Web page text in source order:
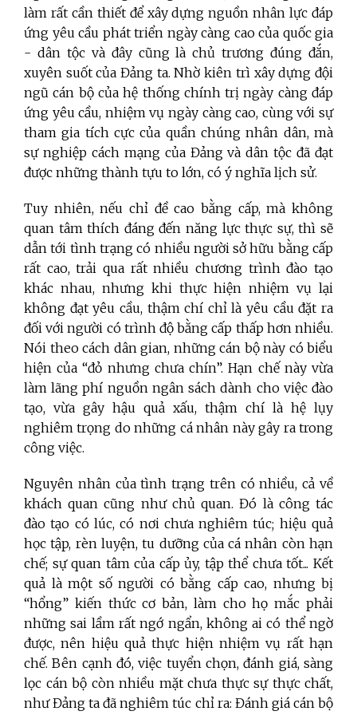
làm rất cần thiết để xây dựng nguồn nhân lực đáp
ứng yêu cầu phát triển ngày càng cao của quốc gia
- dân tộc và đây cũng là chủ trương đúng đắn,
xuyên suốt của Đảng ta. Nhờ kiên trì xây dựng đội
ngũ cán bộ của hệ thống chính trị ngày càng đáp
ứng yêu cầu, nhiệm vụ ngày càng cao, cùng với sự
tham gia tích cực của quần chúng nhân dân, mà
sự nghiệp cách mạng của Đảng và dân tộc đã đạt
được những thành tựu to lớn, có ý nghĩa lịch sử.
Tuy nhiên, nếu chỉ đề cao bằng cấp, mà không
quan tâm thích đáng đến năng lực thực sự, thì sẽ
dẫn tới tình trạng có nhiều người sở hữu bằng cấp
rất cao, trải qua rất nhiều chương trình đào tạo
khác nhau, nhưng khi thực hiện nhiệm vụ lại
không đạt yêu cầu, thậm chí chỉ là yêu cầu đặt ra
đối với người có trình độ bằng cấp thấp hơn nhiều.
Nói theo cách dân gian, những cán bộ này có biểu
hiện của “đỏ nhưng chưa chín”. Hạn chế này vừa
làm lãng phí nguồn ngân sách dành cho việc đào
tạo, vừa gây hậu quả xấu, thậm chí là hệ lụy
nghiêm trọng do những cá nhân này gây ra trong
công việc.
Nguyên nhân của tình trạng trên có nhiều, cả về
khách quan cũng như chủ quan. Đó là công tác
đào tạo có lúc, có nơi chưa nghiêm túc; hiệu quả
học tập, rèn luyện, tu dưỡng của cá nhân còn hạn
chế; sự quan tâm của cấp ủy, tập thể chưa tốt... Kết
quả là một số người có bằng cấp cao, nhưng bị
“hổng” kiến thức cơ bản, làm cho họ mắc phải
những sai lầm rất ngớ ngẩn, không ai có thể ngờ
được, nên hiệu quả thực hiện nhiệm vụ rất hạn
chế. Bên cạnh đó, việc tuyển chọn, đánh giá, sàng
lọc cán bộ còn nhiều mặt chưa thực sự thực chất,
như Đảng ta đã nghiêm túc chỉ ra: Đánh giá cán bộ